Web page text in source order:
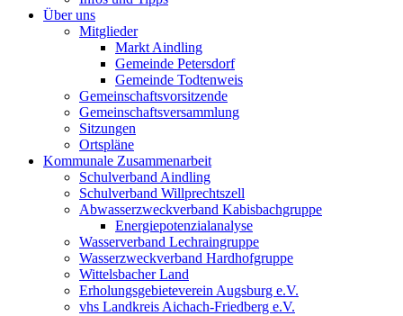
Über uns
Mitglieder
Markt Aindling
Gemeinde Petersdorf
Gemeinde Todtenweis
Gemeinschaftsvorsitzende
Gemeinschaftsversammlung
Sitzungen
Ortspläne
Kommunale Zusammenarbeit
Schulverband Aindling
Schulverband Willprechtszell
Abwasserzweckverband Kabisbachgruppe
Energiepotenzialanalyse
Wasserverband Lechraingruppe
Wasserzweckverband Hardhofgruppe
Wittelsbacher Land
Erholungsgebieteverein Augsburg e.V.
vhs Landkreis Aichach-Friedberg e.V.